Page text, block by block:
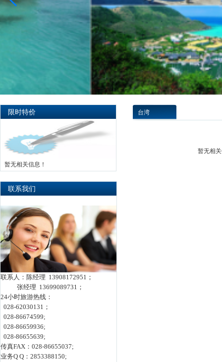
限时特价
暂无相关信息！
联系我们
联系人：陈经理 13908172951；
张经理 13699089731；
24小时旅游热线：
028-62030131；
028-86674599;
028-86659936;
028-86655639;
传真FAX：028-86655037;
业务Q Q：2853388150;
台湾
暂无相